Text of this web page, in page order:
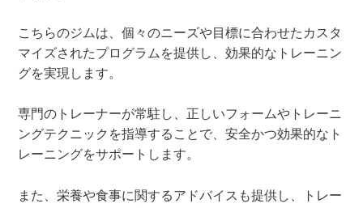
こちらのジムは、個々のニーズや目標に合わせたカスタ
マイズされたプログラムを提供し、効果的なトレーニン
グを実現します。
専門のトレーナーが常駐し、正しいフォームやトレーニ
ングテクニックを指導することで、安全かつ効果的なト
レーニングをサポートします。
また、栄養や食事に関するアドバイスも提供し、トレー